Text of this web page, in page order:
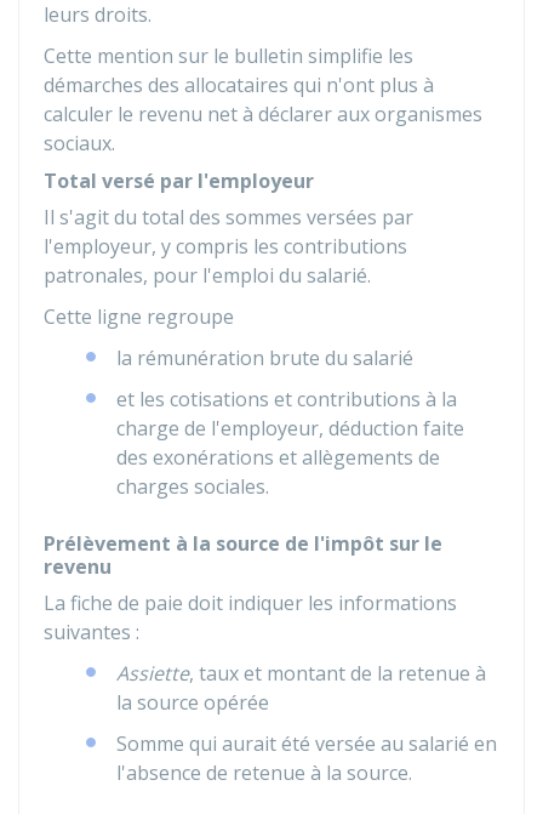
leurs droits.
Cette mention sur le bulletin simplifie les
démarches des allocataires qui n'ont plus à
calculer le revenu net à déclarer aux organismes
sociaux.
Total versé par l'employeur
Il s'agit du total des sommes versées par
l'employeur, y compris les contributions
patronales, pour l'emploi du salarié.
Cette ligne regroupe
la rémunération brute du salarié
et les cotisations et contributions à la
charge de l'employeur, déduction faite
des exonérations et allègements de
charges sociales.
Prélèvement à la source de l'impôt sur le
revenu
La fiche de paie doit indiquer les informations
suivantes :
Assiette, taux et montant de la retenue à
la source opérée
Somme qui aurait été versée au salarié en
l'absence de retenue à la source.